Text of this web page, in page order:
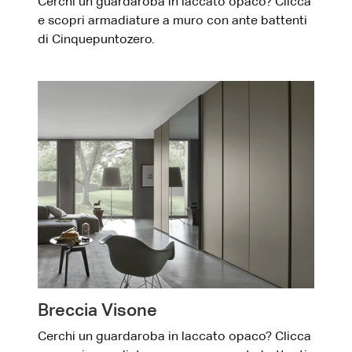
e scopri armadiature a muro con ante battenti
di Cinquepuntozero.
Breccia Visone
Cerchi un guardaroba in laccato opaco? Clicca